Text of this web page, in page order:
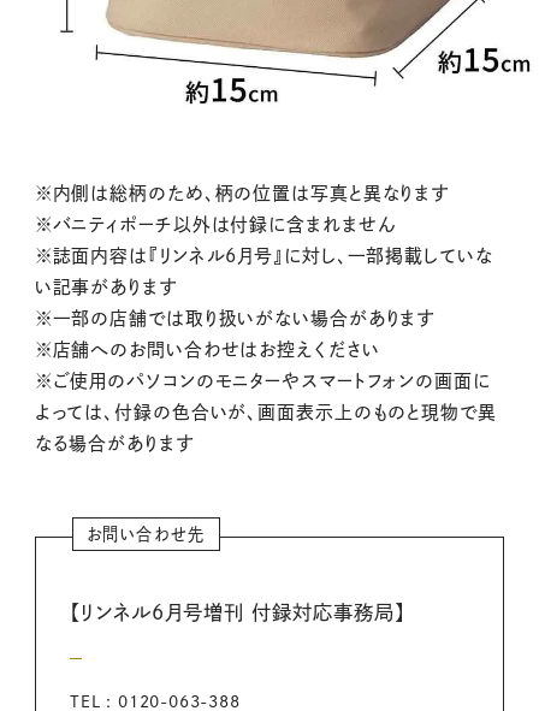
※内側は総柄のため、柄の位置は写真と異なります
※バニティポーチ以外は付録に含まれません
※誌面内容は『リンネル6月号』に対し、一部掲載していな
い記事があります
※一部の店舗では取り扱いがない場合があります
※店舗へのお問い合わせはお控えください
※ご使用のパソコンのモニターやスマートフォンの画面に
よっては、付録の色合いが、画面表示上のものと現物で異
なる場合があります
お問い合わせ先
【リンネル6月号増刊 付録対応事務局】
TEL : 0120-063-388